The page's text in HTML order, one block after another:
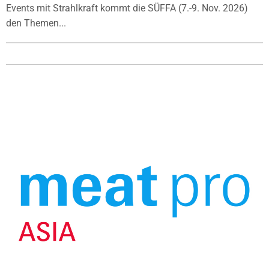
Events mit Strahlkraft kommt die SÜFFA (7.-9. Nov. 2026)
den Themen...